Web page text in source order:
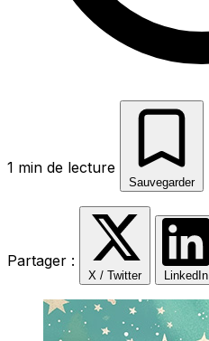
1 min de lecture
Sauvegarder
Partager :
X / Twitter LinkedIn